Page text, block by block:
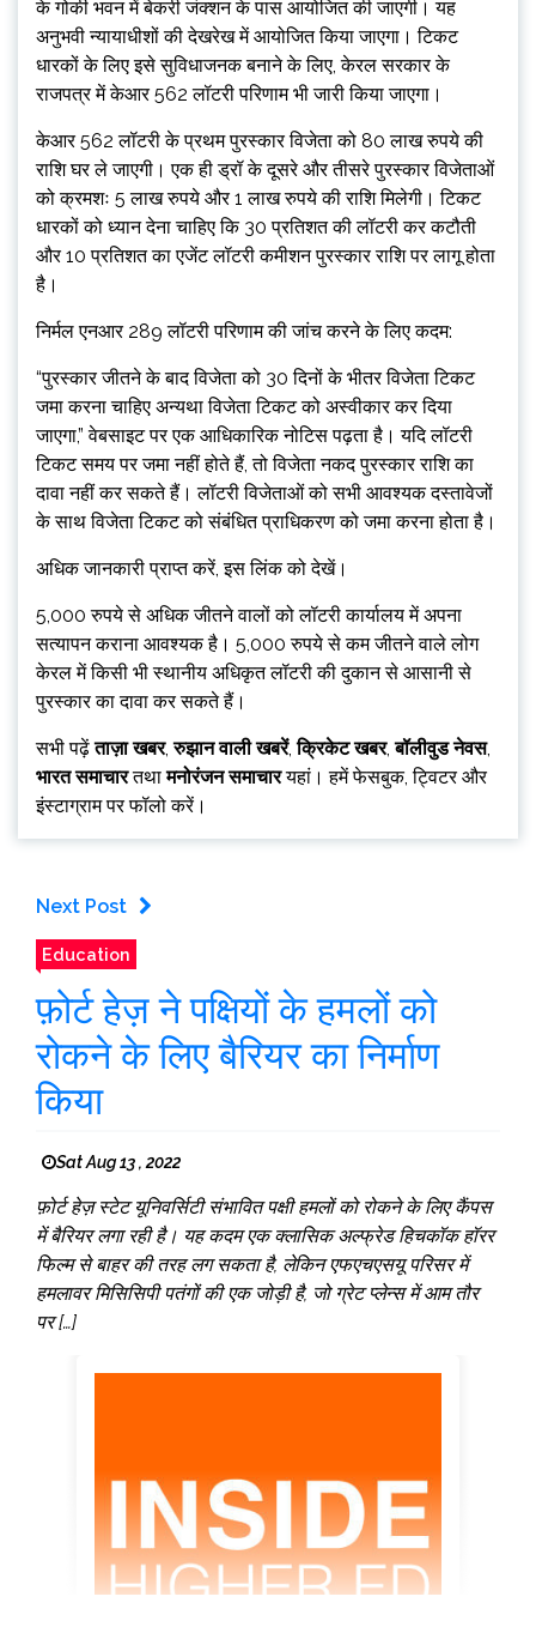
के गोर्की भवन में बेकरी जंक्शन के पास आयोजित की जाएगी। यह
अनुभवी न्यायाधीशों की देखरेख में आयोजित किया जाएगा। टिकट
धारकों के लिए इसे सुविधाजनक बनाने के लिए, केरल सरकार के
राजपत्र में केआर 562 लॉटरी परिणाम भी जारी किया जाएगा।
केआर 562 लॉटरी के प्रथम पुरस्कार विजेता को 80 लाख रुपये की
राशि घर ले जाएगी। एक ही ड्रॉ के दूसरे और तीसरे पुरस्कार विजेताओं
को क्रमशः 5 लाख रुपये और 1 लाख रुपये की राशि मिलेगी। टिकट
धारकों को ध्यान देना चाहिए कि 30 प्रतिशत की लॉटरी कर कटौती
और 10 प्रतिशत का एजेंट लॉटरी कमीशन पुरस्कार राशि पर लागू होता
है।
निर्मल एनआर 289 लॉटरी परिणाम की जांच करने के लिए कदम:
“पुरस्कार जीतने के बाद विजेता को 30 दिनों के भीतर विजेता टिकट
जमा करना चाहिए अन्यथा विजेता टिकट को अस्वीकार कर दिया
जाएगा,” वेबसाइट पर एक आधिकारिक नोटिस पढ़ता है। यदि लॉटरी
टिकट समय पर जमा नहीं होते हैं, तो विजेता नकद पुरस्कार राशि का
दावा नहीं कर सकते हैं। लॉटरी विजेताओं को सभी आवश्यक दस्तावेजों
के साथ विजेता टिकट को संबंधित प्राधिकरण को जमा करना होता है।
अधिक जानकारी प्राप्त करें, इस लिंक को देखें।
5,000 रुपये से अधिक जीतने वालों को लॉटरी कार्यालय में अपना
सत्यापन कराना आवश्यक है। 5,000 रुपये से कम जीतने वाले लोग
केरल में किसी भी स्थानीय अधिकृत लॉटरी की दुकान से आसानी से
पुरस्कार का दावा कर सकते हैं।
सभी पढ़ेंताज़ा खबर,रुझान वाली खबरें,क्रिकेट खबर,बॉलीवुड नेवस,
भारत समाचारतथामनोरंजन समाचारयहां। हमें फेसबुक, ट्विटर और
इंस्टाग्राम पर फॉलो करें।
Next Post
Education
फ़ोर्ट हेज़ ने पक्षियों के हमलों को
रोकने के लिए बैरियर का निर्माण
किया
Sat Aug 13 , 2022
फ़ोर्ट हेज़ स्टेट यूनिवर्सिटी संभावित पक्षी हमलों को रोकने के लिए कैंपस
में बैरियर लगा रही है। यह कदम एक क्लासिक अल्फ्रेड हिचकॉक हॉरर
फिल्म से बाहर की तरह लग सकता है, लेकिन एफएचएसयू परिसर में
हमलावर मिसिसिपी पतंगों की एक जोड़ी है, जो ग्रेट प्लेन्स में आम तौर
पर […]